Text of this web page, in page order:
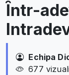
Ȋntr-
Echipa
677